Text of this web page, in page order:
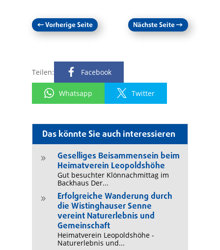
Das könnte Sie auch interessieren
9
Geselliges Beisammensein beim
Heimatverein Leopoldshöhe
Gut besuchter Klönnachmittag im
Backhaus Der...
9
Erfolgreiche Wanderung durch
die Wistinghauser Senne
vereint Naturerlebnis und
Gemeinschaft
Heimatverein Leopoldshöhe -
Naturerlebnis und...
←Vorherige Seite Nächste Seite→
Teilen: Facebook
Whatsapp Twitter